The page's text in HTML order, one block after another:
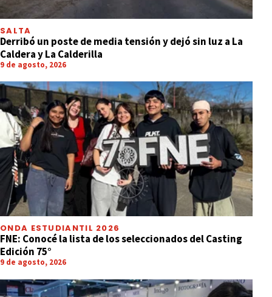
SALTA
Derribó un poste de media tensión y dejó sin luz a La
Caldera y La Calderilla
9 de agosto, 2026
ONDA ESTUDIANTIL 2026
FNE: Conocé la lista de los seleccionados del Casting
Edición 75°
9 de agosto, 2026